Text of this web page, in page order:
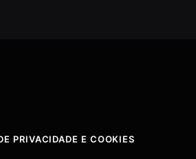
PRIVACIDADE E COOKIES